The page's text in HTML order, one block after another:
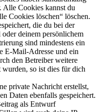
Alle Cookies kannst du
Cookies löschen“ löschen.
die du bei der
deinem persönlichem
sind mindestens ein
E-Mail-Adresse und ein
den Betreiber weitere
so ist dies für dich
private Nachricht erstellst,
Daten ebenfalls gespeichert.
als Entwurf